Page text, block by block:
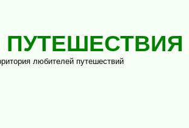
любителей путешествий